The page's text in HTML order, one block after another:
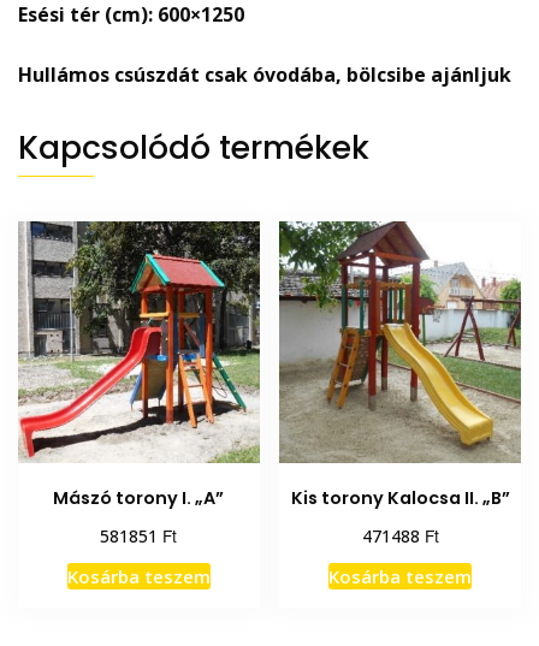
Esési tér (cm): 600×1250
Hullámos csúszdát csak óvodába, bölcsibe ajánljuk
Kapcsolódó termékek
Mászó torony I. „A”
581851 Ft
Kosárba teszem
Kis torony Kalocsa II. „B”
471488 Ft
Kosárba teszem